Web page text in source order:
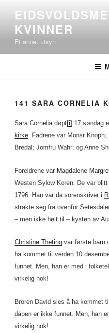
innholdKVINNER
Et annet utsyn
141 SARA CORNELIA
Sara Cornelia døpt[i] 17 søndag
kirke. Fadrene var Monsr
Bredal; Jomfru Wahr; og Anne
Foreldrene var Magdalene
Westen Sylow Koren. De var
1796. Han var da sorenskriver i
strakte seg fra ovenfor
– men ikke helt til – kysten av
Christine Theting var første barn
ha kommet til verden 10
funnet. Men, han er med i
virkelig nok!
Broren David sies å ha kommet
dåpen er ikke funnet. Men, han
virkelig nok!